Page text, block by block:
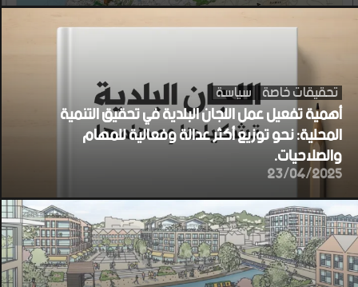
تحقيقات خاصة سياسة
أهمية تفعيل عمل اللجان البلدية في تحقيق التنمية
المحلية: نحو توزيع أكثر عدالة وفعالية للمهام
والصلاحيات.
23/04/2025